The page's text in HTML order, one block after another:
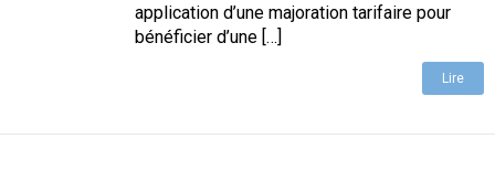
application d’une majoration tarifaire pour
bénéficier d’une […]
Lire